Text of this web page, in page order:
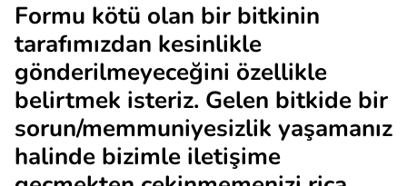
Formu kötü olan bir bitkinin
tarafımızdan kesinlikle
gönderilmeyeceğini özellikle
belirtmek isteriz. Gelen bitkide bir
sorun/memmuniyesizlik yaşamanız
halinde bizimle iletişime